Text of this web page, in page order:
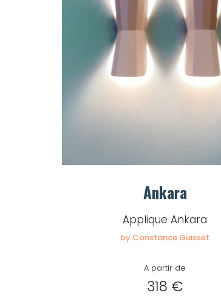
Ankara
Applique Ankara
by Constance Guisset
A partir de
318 €